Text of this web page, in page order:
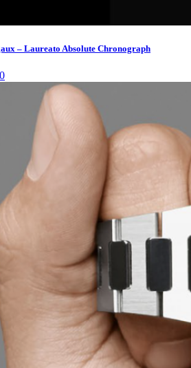
– Laureato Absolute Chronograph